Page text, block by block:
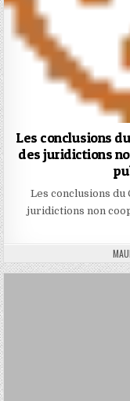
Les conclusions
des juridictions
Les conclusions du
juridictions non